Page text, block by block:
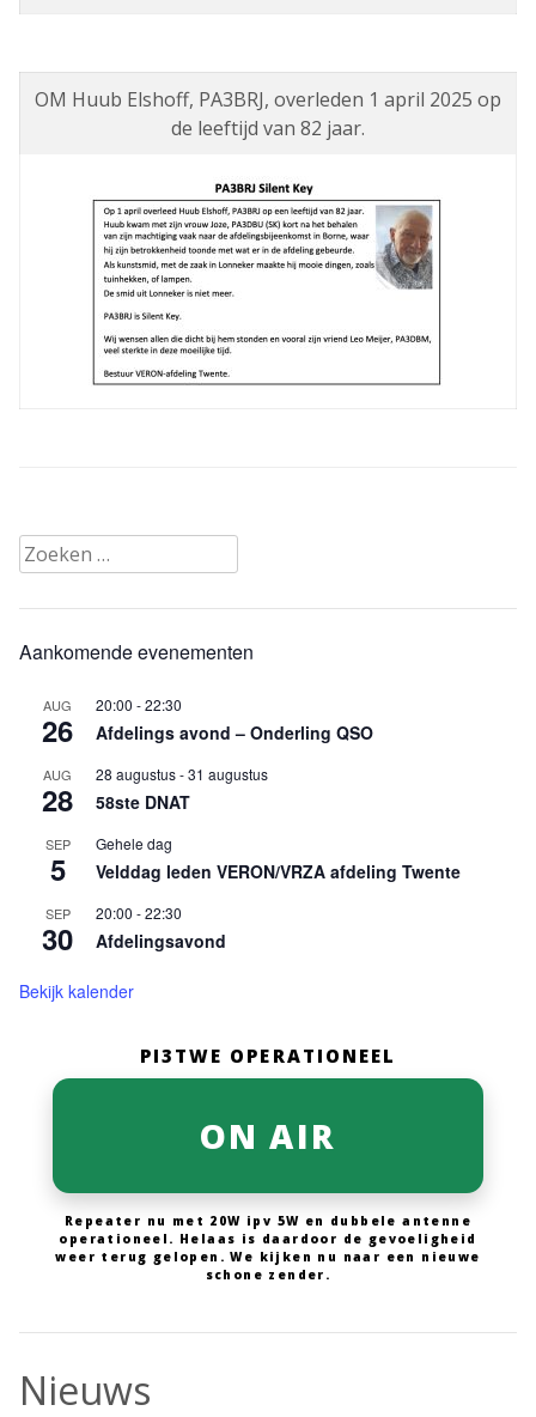
OM Huub Elshoff, PA3BRJ, overleden 1 april 2025 op
de leeftijd van 82 jaar.
Zoeken
naar:
Aankomende evenementen
AUG
26
20:00 -22:30
Afdelings avond – Onderling QSO
AUG
28
28 augustus-31 augustus
58ste DNAT
SEP
5
Gehele dag
Velddag leden VERON/VRZA afdeling Twente
SEP
30
20:00 -22:30
Afdelingsavond
Bekijk kalender
PI3TWE OPERATIONEEL
ON AIR
Repeater nu met 20W ipv 5W en dubbele antenne
operationeel. Helaas is daardoor de gevoeligheid
weer terug gelopen. We kijken nu naar een nieuwe
schone zender.
Nieuws